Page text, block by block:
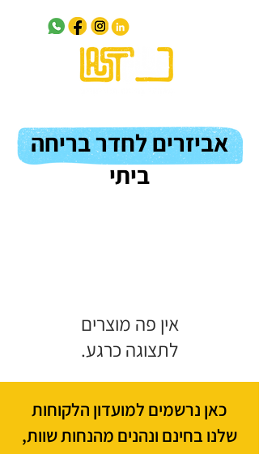
אביזרים לחדר בריחה
ביתי
לתצוגה כרגע.
כאן נרשמים למועדון הלקוחות
שלנו בחינם ונהנים מהנחות שוות,